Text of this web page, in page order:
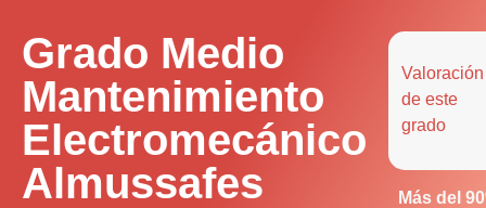
Grado Medio
Mantenimiento
Electromecánico
Almussafes
Valoración
de este
grado
Más del